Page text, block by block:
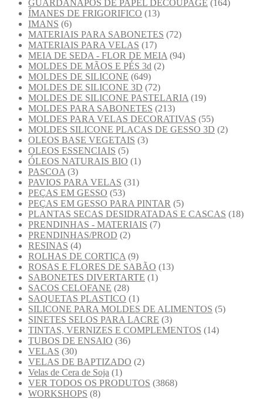
GUARDANAPOS DE PAPEL DECOUPAGE (164)
ÍMANES DE FRIGORIFICO (13)
IMANS (6)
MATERIAIS PARA SABONETES (72)
MATERIAIS PARA VELAS (17)
MEIA DE SEDA - FLOR DE MEIA (94)
MOLDES DE MÃOS E PÉS 3d (2)
MOLDES DE SILICONE (649)
MOLDES DE SILICONE 3D (72)
MOLDES DE SILICONE PASTELARIA (19)
MOLDES PARA SABONETES (213)
MOLDES PARA VELAS DECORATIVAS (55)
MOLDES SILICONE PLACAS DE GESSO 3D (2)
OLEOS BASE VEGETAIS (3)
OLEOS ESSENCIAIS (5)
ÓLEOS NATURAIS BIO (1)
PASCOA (3)
PAVIOS PARA VELAS (31)
PEÇAS EM GESSO (53)
PEÇAS EM GESSO PARA PINTAR (5)
PLANTAS SECAS DESIDRATADAS E CASCAS (18)
PRENDINHAS - MATERIAIS (7)
PRENDINHAS/PROD (2)
RESINAS (4)
ROLHAS DE CORTIÇA (9)
ROSAS E FLORES DE SABÃO (13)
SABONETES DIVERTARTE (1)
SACOS CELOFANE (28)
SAQUETAS PLASTICO (1)
SILICONE PARA MOLDES DE ALIMENTOS (5)
SINETES SELOS PARA LACRE (3)
TINTAS, VERNIZES E COMPLEMENTOS (14)
TUBOS DE ENSAIO (36)
VELAS (30)
VELAS DE BAPTIZADO (2)
Velas de Cera de Soja (1)
VER TODOS OS PRODUTOS (3868)
WORKSHOPS (8)